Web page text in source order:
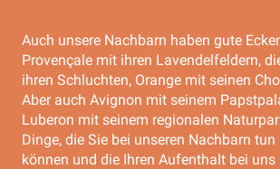
Auch unsere Nachbarn haben gute
Provençale mit ihren Lavendelfeldern,
ihren Schluchten, Orange mit seinen
Aber auch Avignon mit seinem
Luberon mit seinem regionalen
Dinge, die Sie bei unseren Nachbarn tun
können und die Ihren Aufenthalt bei uns